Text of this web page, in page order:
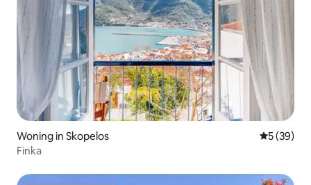
Woning in Skopelos
5 (39)
Finka